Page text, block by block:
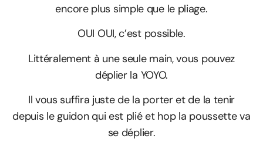
encore plus simple que le pliage.
OUI OUI, c’est possible.
Littéralement à une seule main, vous pouvez
déplier la YOYO.
Il vous suffira juste de la porter et de la tenir
depuis le guidon qui est plié et hop la poussette va
se déplier.